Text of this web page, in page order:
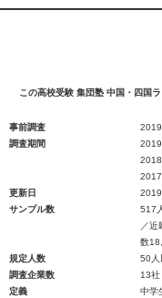
この高校受験 集団塾 中国・四国
事前調査
調査期間
更新日
サンプル数
517
／
数
規定人数
50人
調査企業数
13社
定義
中学